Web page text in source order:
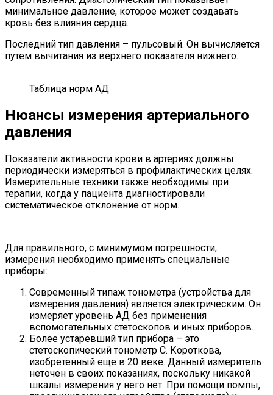
минимальное давление, которое может создавать
кровь без влияния сердца.
Последний тип давления – пульсовый. Он вычисляется
путем вычитания из верхнего показателя нижнего.
Таблица норм АД
Нюансы измерения артериального
давления
Показатели активности крови в артериях должны
периодически измеряться в профилактических целях.
Измерительные техники также необходимы при
терапии, когда у пациента диагностировали
систематическое отклонение от норм.
Для правильного, с минимумом погрешности,
измерения необходимо применять специальные
приборы:
Современный типаж тонометра (устройства для
измерения давления) является электрическим. Он
измеряет уровень АД без применения
вспомогательных стетоскопов и иных приборов.
Более устаревший тип прибора – это
стетоскопический тонометр С. Короткова,
изобретенный еще в 20 веке. Данный измеритель
неточен в своих показаниях, поскольку никакой
шкалы измерения у него нет. При помощи помпы,